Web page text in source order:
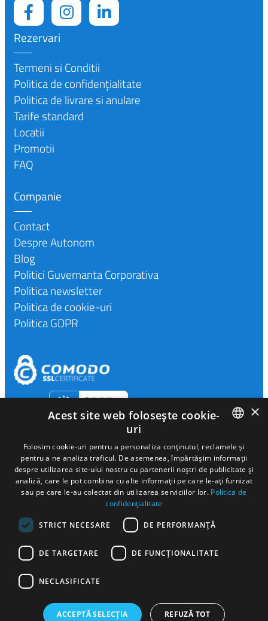
Rezervari
Termeni si Conditii
Politica de confidențialitate
Politica de livrare si anulare
Tarife standard
Locatii
Promotii
FAQ
Companie
Contact
Despre Autonom
Blog
Politici Guvernanta Corporativa
Politica newsletter
Politica de cookie-uri
Politica GDPR
Autonom Services S.A Cod de identificare fiscala
J2006000280271
Activitate principală:Activităţi de închiriere şi leasing cu autoturisme
Sediu social:Str. Fermelor Nr. 4, Piatra NeamtSediu administrativ:
Calea Floreasca, Nr. 131-137, Etaj 7, Sector 1, Bucuresti
Certificari:
07.07.2021, ISO 45001 3926 / 07.07.2021, eliberate de SRAC CERT
Autorizatia pentru efectuarea transportului de persoane în regim
de închiriereATPRI 0002822, eliberată de Autoritatea Rutieră
ROMANIAN
HUNGARIAN
ITALIAN
×
Acest site web folosește cookie-
uri
Folosim cookie-uri pentru a personaliza conținutul, reclamele și
pentru a ne analiza traficul. De asemenea, împărtășim informații
despre utilizarea site-ului nostru cu partenerii noștri de publicitate și
analiză, care le pot combina cu alte informații pe care le-ați furnizat
sau pe care le-au colectat din utilizarea serviciilor lor. Politica de
confidențialitate
STRICT NECESARE DE PERFORMANȚĂ
DE TARGETARE DE FUNCŢIONALITATE
NECLASIFICATE
ACCEPTĂ SELECȚIA REFUZĂ TOT